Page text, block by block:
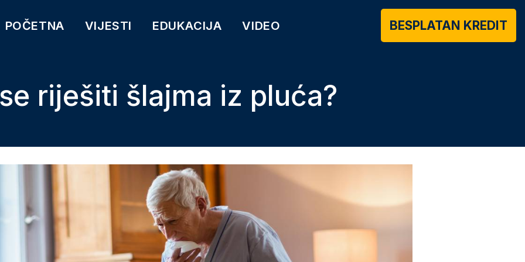
POČETNA VIJESTI EDUKACIJA VIDEO BESPLATAN KREDIT
riješiti šlajma iz pluća?